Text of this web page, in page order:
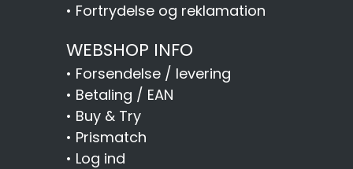
• Fortrydelse og reklamation
WEBSHOP INFO
• Forsendelse / levering
• Betaling / EAN
• Buy & Try
• Prismatch
• Log ind